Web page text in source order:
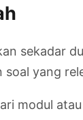
sekadar
yang
modul